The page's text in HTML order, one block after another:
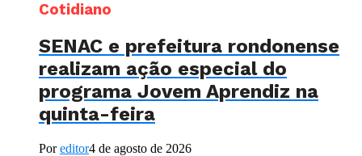
Cotidiano
SENAC e prefeitura rondonense
realizam ação especial do
programa Jovem Aprendiz na
quinta-feira
Poreditor4 de agosto de 2026